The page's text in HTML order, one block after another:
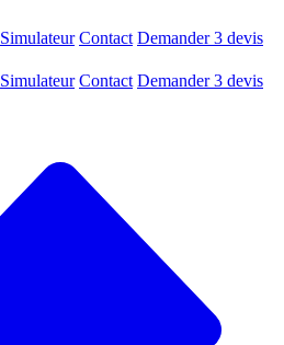
Simulateur Contact Demander 3 devis
Simulateur Contact Demander 3 devis